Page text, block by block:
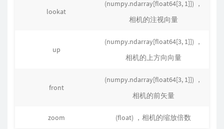
lookat
(numpy.ndarray[float64[3, 1]]) ，
相机的注视向量
up
(numpy.ndarray[float64[3, 1]]) ，
相机的上方向向量
front
(numpy.ndarray[float64[3, 1]]) ，
相机的前矢量
zoom (float) ，相机的缩放倍数